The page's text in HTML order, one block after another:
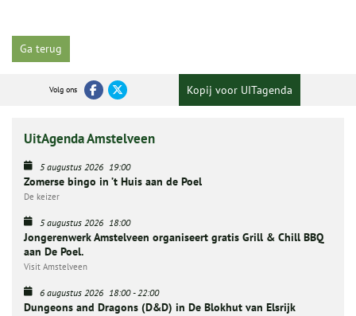
Ga terug
Volg ons Kopij voor UITagenda
UitAgenda Amstelveen
5 augustus 2026 19:00
Zomerse bingo in ’t Huis aan de Poel
De keizer
5 augustus 2026 18:00
Jongerenwerk Amstelveen organiseert gratis Grill & Chill BBQ
aan De Poel.
Visit Amstelveen
6 augustus 2026 18:00-22:00
Dungeons and Dragons (D&D) in De Blokhut van Elsrijk